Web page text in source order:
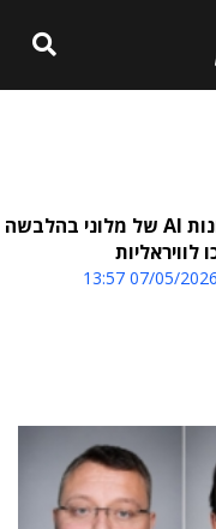
איטליה: תמונות AI של מלוני בהלבשה
לוויראליות
07/05/2026 13:57